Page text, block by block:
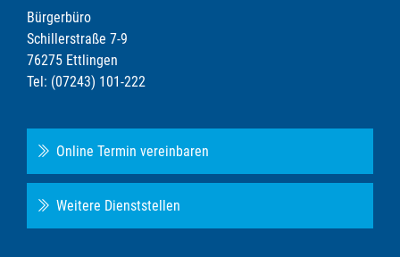
Bürgerbüro
Schillerstraße 7-9
76275 Ettlingen
Tel: (07243) 101-222
Online Termin vereinbaren
Weitere Dienststellen